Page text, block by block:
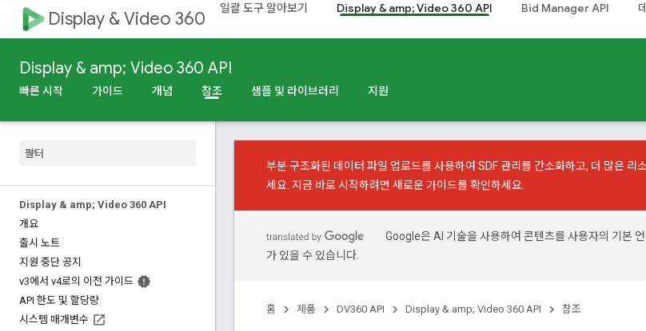
Display & Video 360 일괄 도구 알아보기 Display & amp; Video 360 API Bid Manager API
Display & amp; Video 360 API
빠른 시작 가이드 개념 참조 샘플 및 라이브러리 지원
Display & amp; Video 360 API
개요
출시 노트
지원 중단 공지
v3에서 v4로의 이전 가이드
API 한도 및 할당량
시스템 매개변수
부분 구조화된 데이터 파일 업로드를 사용하여 SDF 관리를 간소화하고, 더 많은 리
세요. 지금 바로 시작하려면 새로운 가이드를 확인하세요.
Google은 AI 기술을 사용하여 콘텐츠를 사용자의 기본
가 있을 수 있습니다.
홈 제품 DV360 API Display & amp; Video 360 API 참조